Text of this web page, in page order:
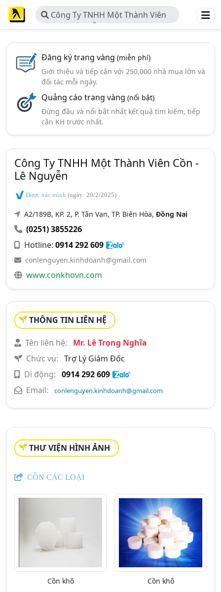
Công Ty TNHH Một Thành Viên
Cồn - Lê Nguyễn
Đăng ký trang vàng (miễn phí)
Giới thiệu và tiếp cận với 250.000 nhà mua lớn và
đối tác mỗi ngày.
Quảng cáo trang vàng (nổi bật)
Đừng đầu và nổi bật nhất kết quả tìm kiếm, tiếp
cận KH trước nhất.
Công Ty TNHH Một Thành Viên Cồn -
Lê Nguyễn
Được xác minh (ngày: 20/2/2025)
A2/189B, KP. 2, P. Tân Vạn, TP. Biên Hòa, Đồng Nai
(0251) 3855226
Hotline: 0914 292 609
conlenguyen.kinhdoanh@gmail.com
www.conkhovn.com
THÔNG TIN LIÊN HỆ
Tên liên hệ:
Mr. Lê Trọng Nghĩa
Chức vụ: Trợ Lý Giám Đốc
Di động: 0914 292 609
Email:
conlenguyen.kinhdoanh@gmail.com
THƯ VIỆN HÌNH ẢNH
CỒN CÁC LOẠI
Cồn khô Cồn khô